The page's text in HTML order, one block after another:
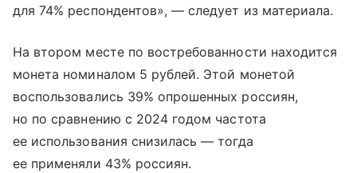
для 74% респондентов», — следует из материала.
На втором месте по востребованности находится
монета номиналом 5 рублей. Этой монетой
воспользовались 39% опрошенных россиян,
но по сравнению с 2024 годом частота
ее использования снизилась — тогда
ее применяли 43% россиян.